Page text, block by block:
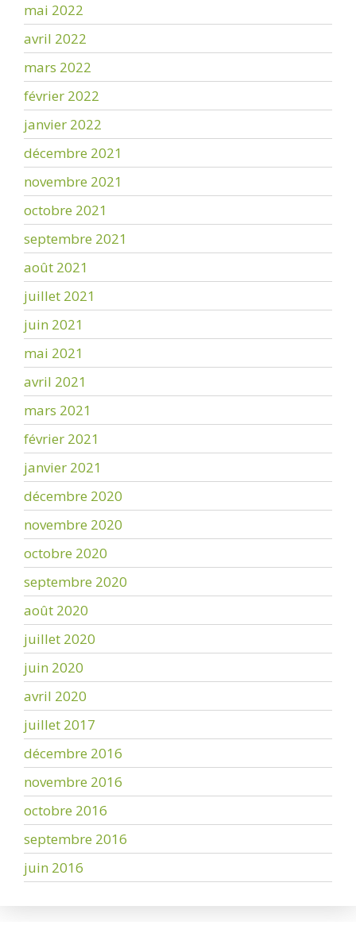
mai 2022
avril 2022
mars 2022
février 2022
janvier 2022
décembre 2021
novembre 2021
octobre 2021
septembre 2021
août 2021
juillet 2021
juin 2021
mai 2021
avril 2021
mars 2021
février 2021
janvier 2021
décembre 2020
novembre 2020
octobre 2020
septembre 2020
août 2020
juillet 2020
juin 2020
avril 2020
juillet 2017
décembre 2016
novembre 2016
octobre 2016
septembre 2016
juin 2016